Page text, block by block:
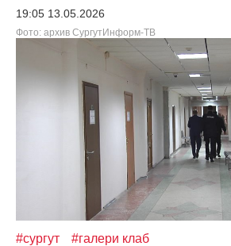
19:05 13.05.2026
Фото: архив СургутИнформ-ТВ
#сургут #галери клаб